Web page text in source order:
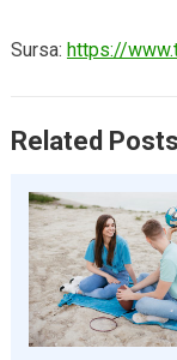
Sursa: https://
Related Posts